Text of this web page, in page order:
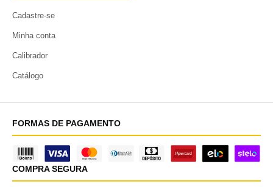
Cadastre-se
Minha conta
Calibrador
Catálogo
FORMAS DE PAGAMENTO
COMPRA SEGURA